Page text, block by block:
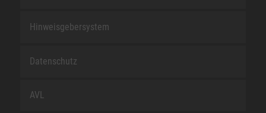
Hinweisgebersystem
Datenschutz
AVL